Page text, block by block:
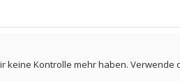
Kontrolle mehr haben.